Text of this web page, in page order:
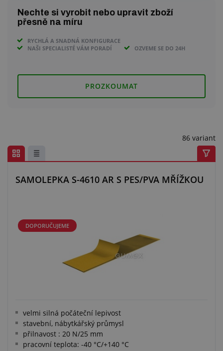
Nechte si vyrobit nebo upravit zboží
přesně na míru
RYCHLÁ A SNADNÁ KONFIGURACE
NAŠI SPECIALISTÉ VÁM PORADÍ
OZVEME SE DO 24H
PROZKOUMAT
86 variant
SAMOLEPKA S-4610 AR S PES/PVA MŘÍŽKOU
DOPORUČUJEME
velmi silná počáteční lepivost
stavební, nábytkářský průmysl
přilnavost : 20 N/25 mm
pracovní teplota: -40 °C/+140 °C